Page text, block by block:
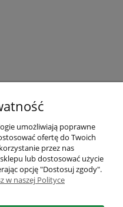
umożliwiają poprawne
ofertę do Twoich
przez nas
lub dostosować użycie
opcję "Dostosuj zgody".
w naszej Polityce